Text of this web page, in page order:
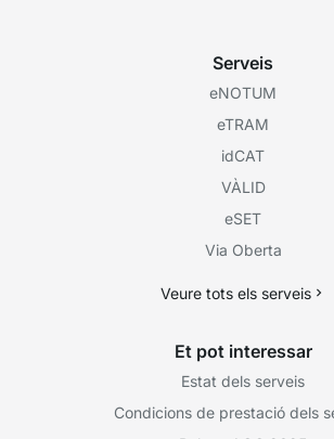
Serveis
eNOTUM
eTRAM
idCAT
VÀLID
eSET
Via Oberta
Veure tots els serveis
Et pot interessar
Estat dels serveis
Condicions de prestació dels